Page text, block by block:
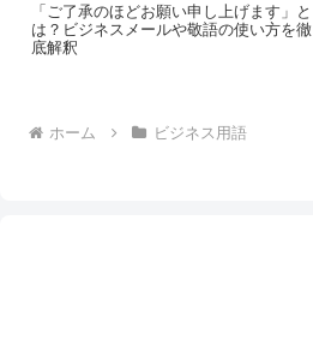
「ご了承のほどお願い申し上げます」と
は？ビジネスメールや敬語の使い方を徹
底解釈
ホーム ビジネス用語